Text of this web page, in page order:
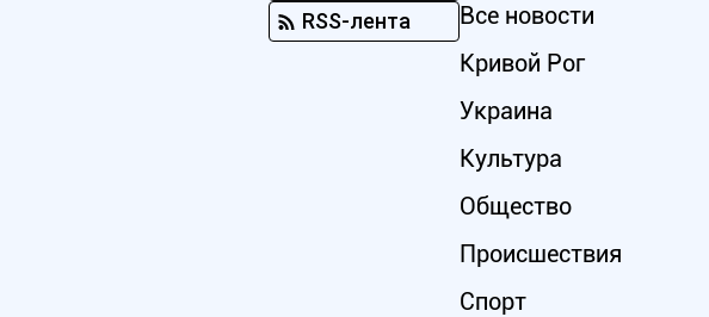
RSS-лента
Все новости
Кривой Рог
Украина
Культура
Общество
Происшествия
Спорт